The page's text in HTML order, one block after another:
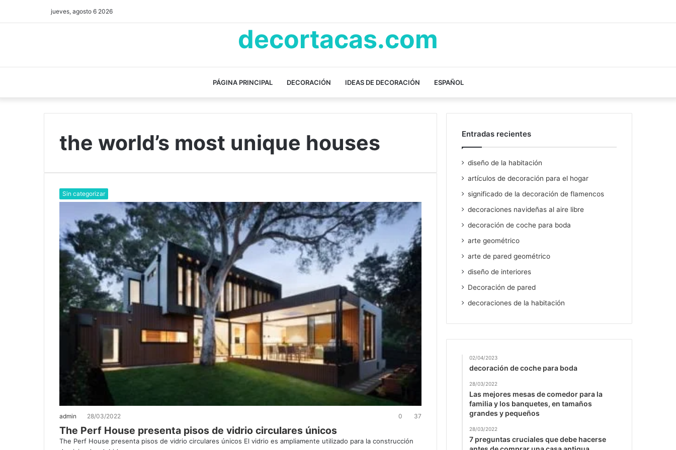
jueves, agosto 6 2026
decortacas.com
PÁGINA PRINCIPAL DECORACIÓN IDEAS DE DECORACIÓN ESPAÑOL
the world’s most unique houses
Sin categorizar
admin 28/03/2022 0 37
The Perf House presenta pisos de vidrio circulares únicos
The Perf House presenta pisos de vidrio circulares únicos El vidrio es ampliamente utilizado para la construcción
Entradas recientes
diseño de la habitación
artículos de decoración para el hogar
significado de la decoración de flamencos
decoraciones navideñas al aire libre
decoración de coche para boda
arte geométrico
arte de pared geométrico
diseño de interiores
Decoración de pared
decoraciones de la habitación
02/04/2023
decoración de coche para boda
28/03/2022
Las mejores mesas de comedor para la
familia y los banquetes, en tamaños
grandes y pequeños
28/03/2022
7 preguntas cruciales que debe hacerse